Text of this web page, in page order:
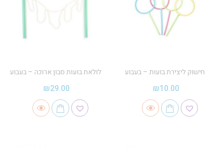
חישוק ליצירת בועות – בעבוע
₪10.00
לולאת בועות סבון ארוכה – בעבוע
₪29.00